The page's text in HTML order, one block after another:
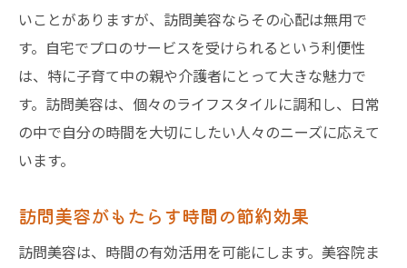
いことがありますが、訪問美容ならその心配は無用で
す。自宅でプロのサービスを受けられるという利便性
は、特に子育て中の親や介護者にとって大きな魅力で
す。訪問美容は、個々のライフスタイルに調和し、日常
の中で自分の時間を大切にしたい人々のニーズに応えて
います。
訪問美容がもたらす時間の節約効果
訪問美容は、時間の有効活用を可能にします。美容院ま